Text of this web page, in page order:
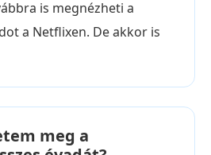
is megnézheti a
a Netflixen. De akkor is
meg a